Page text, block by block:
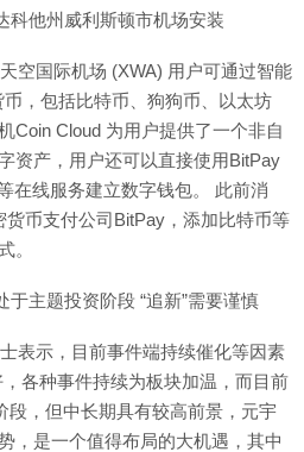
科他州威利斯顿市机场安装
空国际机场 (XWA) 用户可通过智能
，包括比特币、狗狗币、以太坊
Coin Cloud 为用户提供了一个非自
资产，用户还可以直接使用BitPay
在线服务建立数字钱包。 此前消
币支付公司BitPay，添加比特币等
。
于主题投资阶段 “追新”需要谨慎
表示，目前事件端持续催化等因素
各种事件持续为板块加温，而目前
段，但中长期具有较高前景，元宇
，是一个值得布局的大机遇，其中